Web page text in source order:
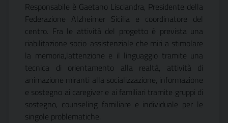
Responsabile è Gaetano Lisciandra, Presidente della
Federazione Alzheimer Sicilia e coordinatore del
centro. Fra le attività del progetto è prevista una
riabilitazione socio-assistenziale che miri a stimolare
la memoria,lattenzione e il linguaggio tramite una
tecnica di orientamento alla realtà, attività di
animazione miranti alla socializzazione, informazione
e sostegno ai caregiver e ai familiari tramite gruppi di
sostegno, counseling familiare e individuale per le
singole problematiche.